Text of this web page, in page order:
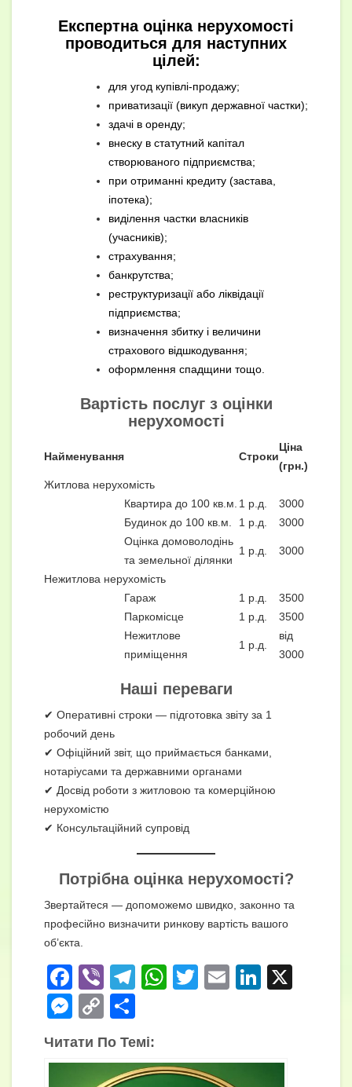
Експертна оцінка нерухомості
проводиться для наступних
цілей:
для угод купівлі-продажу;
приватизації (викуп державної частки);
здачі в оренду;
внеску в статутний капітал
створюваного підприємства;
при отриманні кредиту (застава,
іпотека);
виділення частки власників
(учасників);
страхування;
банкрутства;
реструктуризації або ліквідації
підприємства;
визначення збитку і величини
страхового відшкодування;
оформлення спадщини тощо.
Вартість послуг з оцінки
нерухомості
Найменування Строки
Ціна
(грн.)
Житлова нерухомість
Квартира до 100 кв.м. 1 р.д.
3000
Будинок до 100 кв.м.
1 р.д.
3000
Оцінка домоволодінь
та земельної ділянки
1 р.д. 3000
Нежитлова нерухомість
Гараж
1 р.д.
3500
Паркомісце
1 р.д.
3500
Нежитлове
приміщення
1 р.д.
від
3000
Наші переваги
✔ Оперативні строки — підготовка звіту за 1
робочий день
✔ Офіційний звіт, що приймається банками,
нотаріусами та державними органами
✔ Досвід роботи з житловою та комерційною
нерухомістю
✔ Консультаційний супровід
Потрібна оцінка нерухомості?
Звертайтеся — допоможемо швидко, законно та
професійно визначити ринкову вартість вашого
об’єкта.
F
a
c
e
Vi
b
er
T
gr
a
W
A
T
E
Li
M
ss
C
o
p
о
ді
Читати По Темі: